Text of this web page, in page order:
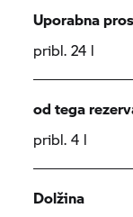
Uporabna
pribl. 24 l
od tega
pribl. 4 l
Dolžina